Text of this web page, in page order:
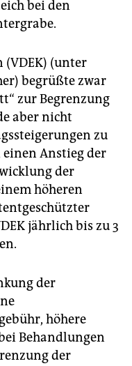
bei den
(VDEK) (unter
begrüßte zwar
zur Begrenzung
aber nicht
zu
Anstieg der
der
höheren
jährlich bis zu 3
der
höhere
Behandlungen
der